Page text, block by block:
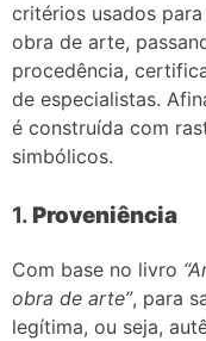
critérios usados
obra de arte,
procedência,
de especialistas.
é construída com
simbólicos.
1. Proveniência
Com base no livro
obra de arte”, para
legítima, ou seja,